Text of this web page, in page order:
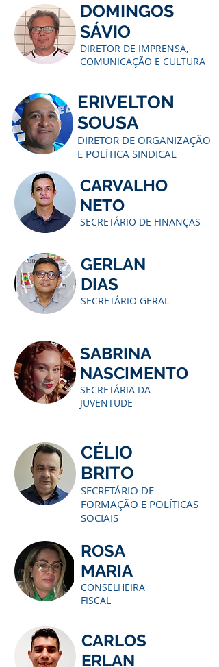
DOMINGOS
SÁVIO
DIRETOR DE IMPRENSA,
COMUNICAÇÃO E CULTURA
ERIVELTON
SOUSA
DIRETOR DE ORGANIZAÇÃO
E POLÍTICA SINDICAL
CARVALHO
NETO
SECRETÁRIO DE FINANÇAS
GERLAN
DIAS
SECRETÁRIO GERAL
SABRINA
NASCIMENTO
SECRETÁRIA DA
JUVENTUDE
CÉLIO
BRITO
SECRETÁRIO DE
FORMAÇÃO E POLÍTICAS
SOCIAIS
ROSA
MARIA
CONSELHEIRA
FISCAL
CARLOS
ERLAN